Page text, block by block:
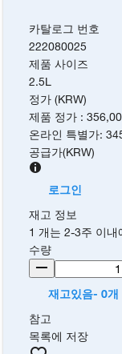
카탈로그 번호
222080025
제품 사이즈
2.5L
정가 (KRW)
제품 정가 :
온라인 특별가:
공급가(KRW)
로그인
재고 정보
1 개는 2-3주 이내
수량
재고있음- 0개
참고
목록에 저장